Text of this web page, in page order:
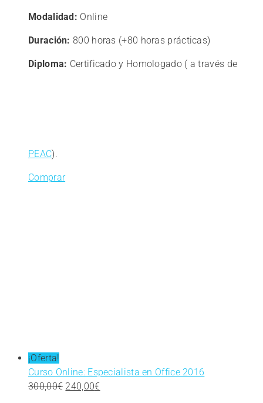
Modalidad: Online
Duración: 800 horas (+80 horas prácticas)
Diploma: Certificado y Homologado ( a través de
PEAC).
Comprar
¡Oferta!
Curso Online: Especialista en Office 2016
300,00€ El
240,00€